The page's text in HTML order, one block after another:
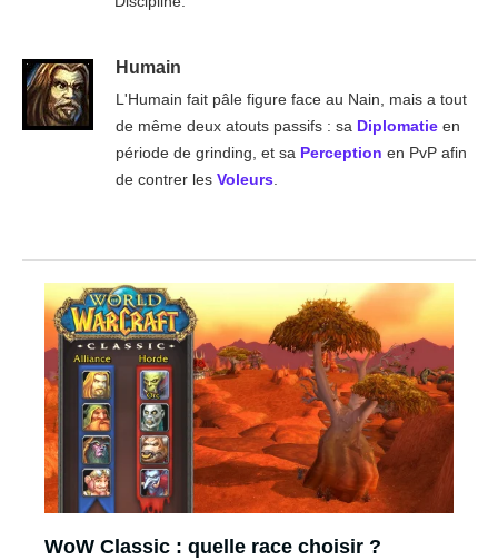
Humain
L'Humain fait pâle figure face au Nain, mais a tout
de même deux atouts passifs : sa Diplomatieen
période de grinding, et sa Perception en PvP afin
de contrer les Voleurs.
WoW Classic : quelle race choisir ?